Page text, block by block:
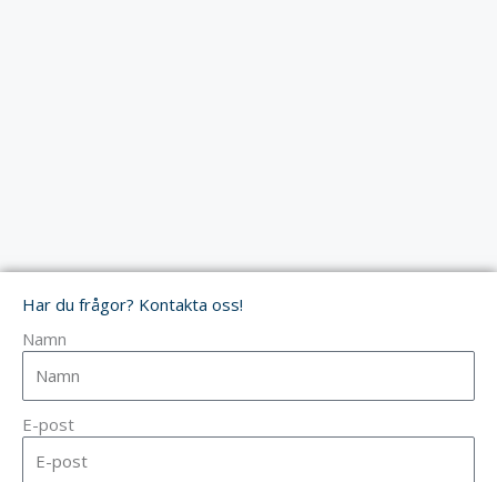
Har du frågor? Kontakta oss!
Namn
E-post